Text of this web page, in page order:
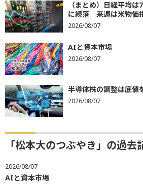
（まとめ）日経平均
に続落 来週は米物価
2026/08/07
AIと資本市場
2026/08/07
半導体株の調整は底値
2026/08/07
「松本大のつぶやき」の過去
2026/08/07
AIと資本市場